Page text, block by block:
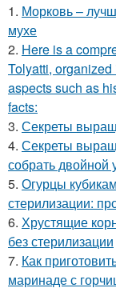
1. Морковь –
мухе
2. Here is a
Tolyatti,
aspects such as
facts:
3. Секреты
4. Секреты
собрать двойной
5. Огурцы
стерилизации:
6. Хрустящие
без стерилизации
7. Как
маринаде с